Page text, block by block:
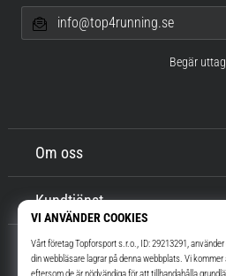
Om oss
Kundtjänst
info@top4running.se
Begär uttag